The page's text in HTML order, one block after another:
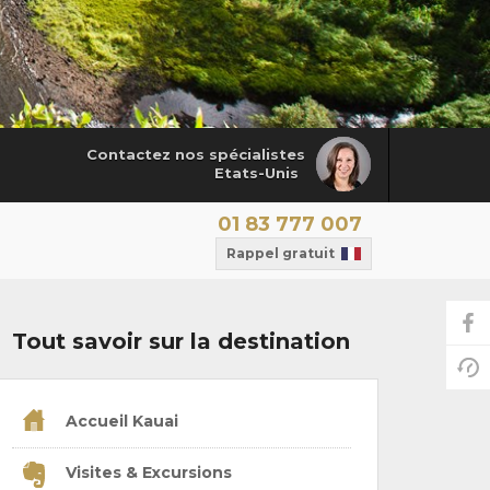
Contactez nos spécialistes
Etats-Unis
01 83 777 007
Rappel gratuit
Tout savoir sur la destination
Accueil Kauai
Visites & Excursions